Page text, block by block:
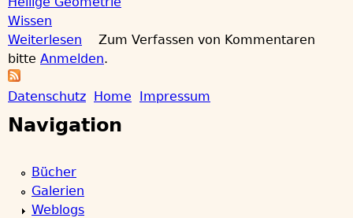
Wissen
Weiterlesen
b
r
H
e
l
i
Zum Verfassen von Kommentaren
bitte Anmelden.
H
Datenschutz Home Impressum
Navigation
Bücher
Galerien
Weblogs